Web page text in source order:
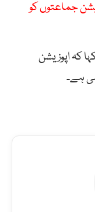
جماعتوں کو
کہ اپوزیشن
ہے۔